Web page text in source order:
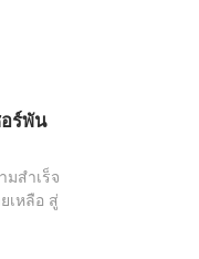
ร์พัน
มสำเร็จ
เหลือ สู่